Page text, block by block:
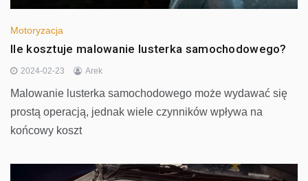
Motoryzacja
Ile kosztuje malowanie lusterka samochodowego?
2024-02-23 Arek
Malowanie lusterka samochodowego może wydawać się
prostą operacją, jednak wiele czynników wpływa na
końcowy koszt